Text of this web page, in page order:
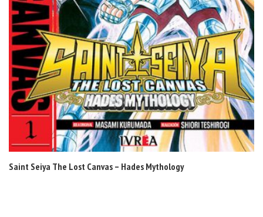
Saint Seiya The Lost Canvas – Hades Mythology